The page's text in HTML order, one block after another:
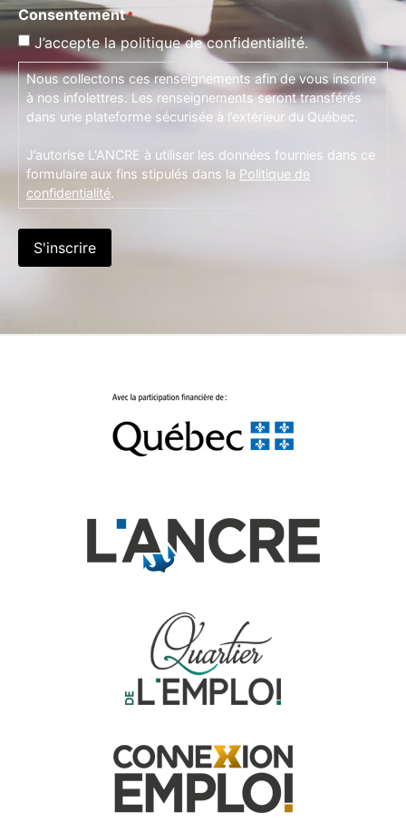
Consentement*
J’accepte la politique de confidentialité.
Nous collectons ces renseignements afin de vous inscrire
à nos infolettres. Les renseignements seront transférés
dans une plateforme sécurisée à l’extérieur du Québec.
J’autorise L'ANCRE à utiliser les données fournies dans ce
formulaire aux fins stipulés dans la Politique de
confidentialité.
S'inscrire